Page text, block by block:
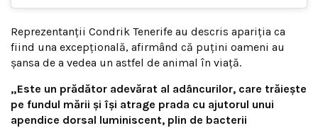
Reprezentanții Condrik Tenerife au descris apariția ca
fiind una excepțională, afirmând că puțini oameni au
șansa de a vedea un astfel de animal în viață.
„Este un prădător adevărat al adâncurilor, care trăiește
pe fundul mării și își atrage prada cu ajutorul unui
apendice dorsal luminiscent, plin de bacterii